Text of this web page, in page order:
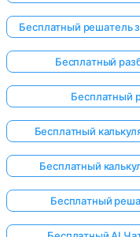
Бесплатный решатель
Бесплатный
Бесплатный
Бесплатный
Бесплатный
Бесплатный